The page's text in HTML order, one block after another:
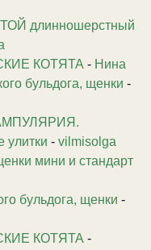
длинношерстный
КОТЯТА - Нина
бульдога, щенки -
улитки - vilmisolga
мини и стандарт
бульдога, щенки -
КОТЯТА -